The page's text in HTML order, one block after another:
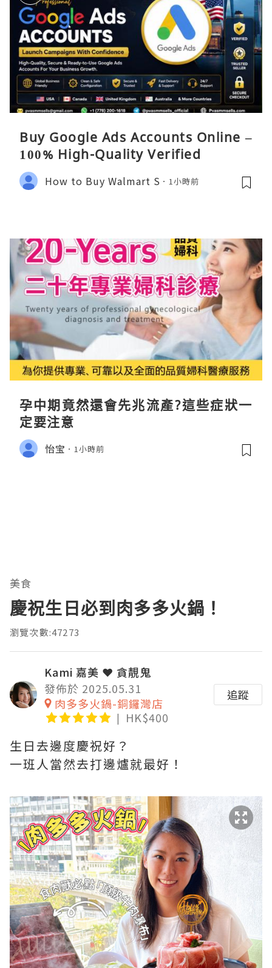
Buy Google Ads Accounts Online –
100% High-Quality Verified
How to Buy Walmart S 1小時前
孕中期竟然還會先兆流產?這些症狀一
定要注意
怡宝 1小時前
美食
慶祝生日必到肉多多火鍋！
瀏覽次數:47273
Kami 嘉美 ❤ 貪靚鬼
發佈於 2025.05.31
肉多多火鍋-銅鑼灣店
HK$400
追蹤
生日去邊度慶祝好？
一班人當然去打邊爐就最好！